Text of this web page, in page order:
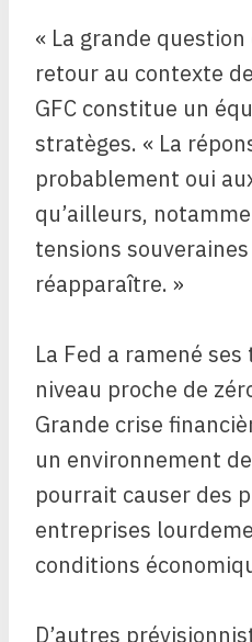
« La grande
retour au contexte
GFC constitue un
stratèges. « La
probablement oui
qu’ailleurs,
tensions
réapparaître. »
La Fed a ramené
niveau proche de
Grande crise
un environnement
pourrait causer des
entreprises
conditions
D’autres